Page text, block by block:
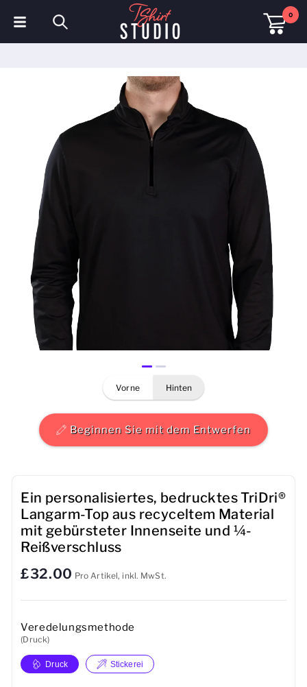
0
Sweatshirts
Mützen & Kappen
Sportbekleidung
Arbeitskleidung
Fleece & Jacken
Warnschutzkleidung
Herren
Baby
Tassen
Handtücher
Taschen
vorne hinten
Beginnen Sie mit dem Entwerfen
Ein personalisiertes, bedrucktes TriDri®
Langarm-Top aus recyceltem Material
mit gebürsteter Innenseite und ¼-
Reißverschluss
£32.00 Pro Artikel, inkl. MwSt.
Veredelungsmethode
(Druck)
Druck Stickerei